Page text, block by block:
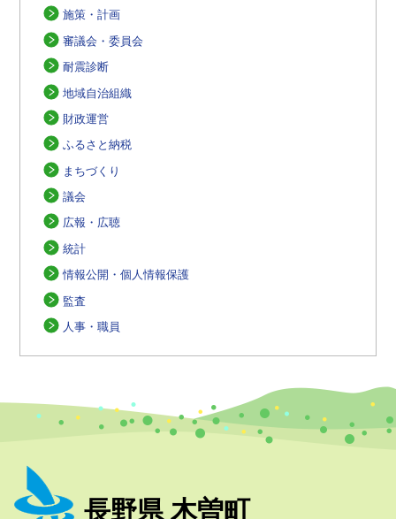
施策・計画
審議会・委員会
耐震診断
地域自治組織
財政運営
ふるさと納税
まちづくり
議会
広報・広聴
統計
情報公開・個人情報保護
監査
人事・職員
長野県 木曽町